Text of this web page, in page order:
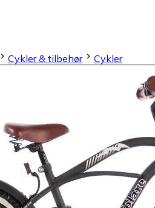
Cykler & tilbehør Cykler